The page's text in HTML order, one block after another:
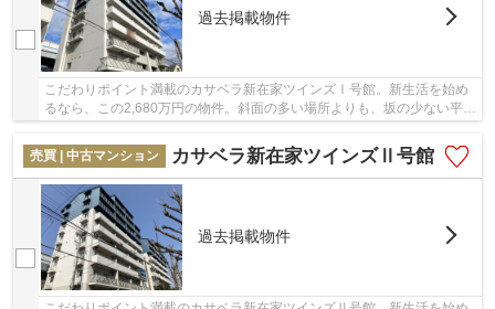
過去掲載物件
こだわりポイント満載のカサベラ新在家ツインズⅠ号館。新生活を始め
るなら、この2,680万円の物件。斜面の多い場所よりも、坂の少ない平坦
売買 | 中古マンション
カサベラ新在家ツインズⅡ号館
過去掲載物件